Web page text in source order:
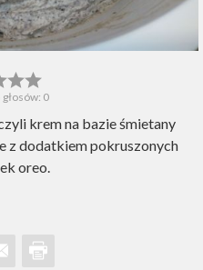
0
krem na bazie śmietany
z dodatkiem pokruszonych
oreo.